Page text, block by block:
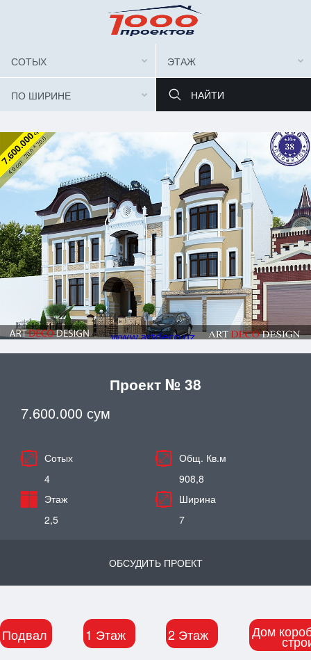
СОТЫХ ЭТАЖ
ПО ШИРИНЕ
Проект № 38
7.600.000 сум
Сотых
4
Общ. Кв.м
908,8
Этаж
2,5
Ширина
7
ОБСУДИТЬ ПРОЕКТ
Подвал 1 Этаж 2 Этаж Дом